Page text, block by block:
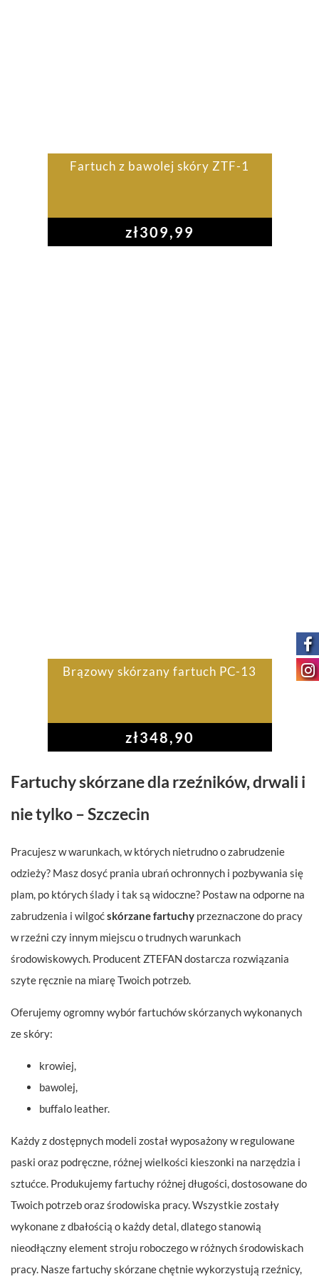
Fartuch z bawolej skóry ZTF-1
zł309,99
Brązowy skórzany fartuch PC-13
zł348,90
Fartuchy skórzane dla rzeźników, drwali i
nie tylko – Szczecin
Pracujesz w warunkach, w których nietrudno o zabrudzenie
odzieży? Masz dosyć prania ubrań ochronnych i pozbywania się
plam, po których ślady i tak są widoczne? Postaw na odporne na
zabrudzenia i wilgoćskórzane fartuchy przeznaczone do pracy
w rzeźni czy innym miejscu o trudnych warunkach
środowiskowych. Producent ZTEFAN dostarcza rozwiązania
szyte ręcznie na miarę Twoich potrzeb.
Oferujemy ogromny wybór fartuchów skórzanych wykonanych
ze skóry:
krowiej,
bawolej,
buffalo leather.
Każdy z dostępnych modeli został wyposażony w regulowane
paski oraz podręczne, różnej wielkości kieszonki na narzędzia i
sztućce. Produkujemy fartuchy różnej długości, dostosowane do
Twoich potrzeb oraz środowiska pracy. Wszystkie zostały
wykonane z dbałością o każdy detal, dlatego stanowią
nieodłączny element stroju roboczego w różnych środowiskach
pracy. Nasze fartuchy skórzane chętnie wykorzystują rzeźnicy,